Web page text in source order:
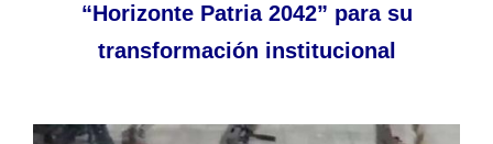
“Horizonte Patria 2042” para su
transformación institucional